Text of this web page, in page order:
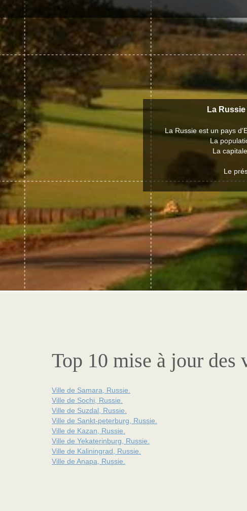
La
La Russie est un pays
La
La
Le
Top 10 mise à jour des
Ville de Samara, Russie.
Ville de Sochi, Russie.
Ville de Suzdal, Russie.
Ville de Sankt-peterburg, Russie.
Ville de Kazan, Russie.
Ville de Yekaterinburg, Russie.
Ville de Kaliningrad, Russie.
Ville de Anapa, Russie.